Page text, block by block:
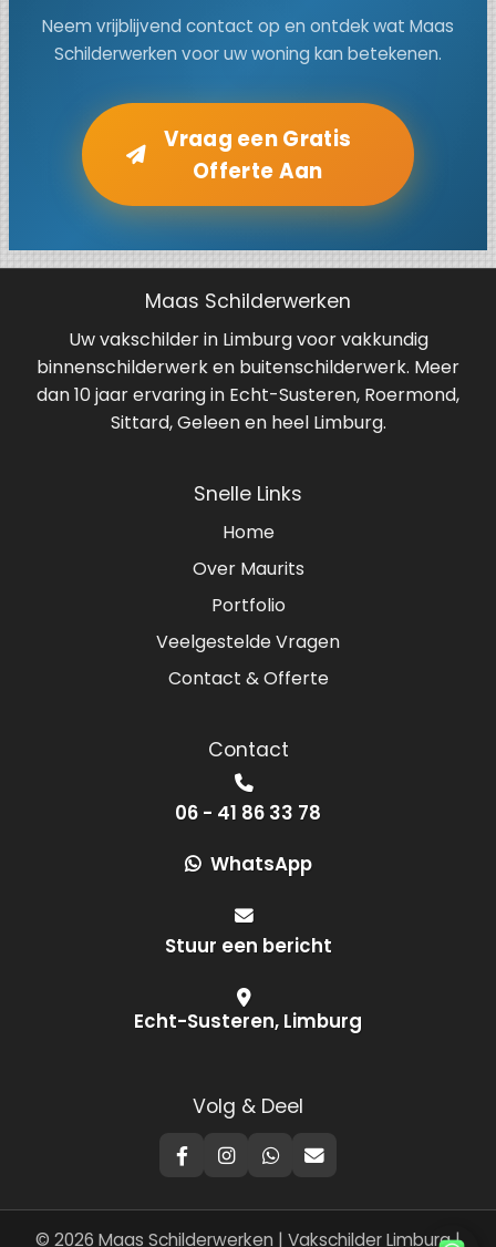
Neem vrijblijvend contact op en ontdek wat Maas
Schilderwerken voor uw woning kan betekenen.
Vraag een Gratis
Offerte Aan
Maas Schilderwerken
Uw vakschilder in Limburg voor vakkundig
binnenschilderwerk en buitenschilderwerk. Meer
dan 10 jaar ervaring in Echt-Susteren, Roermond,
Sittard, Geleen en heel Limburg.
Snelle Links
Home
Over Maurits
Portfolio
Veelgestelde Vragen
Contact & Offerte
Contact
06 - 41 86 33 78
WhatsApp
Stuur een bericht
Echt-Susteren, Limburg
Volg & Deel
© 2026 Maas Schilderwerken | Vakschilder Limburg |